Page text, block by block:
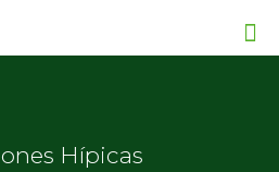
Hípicas